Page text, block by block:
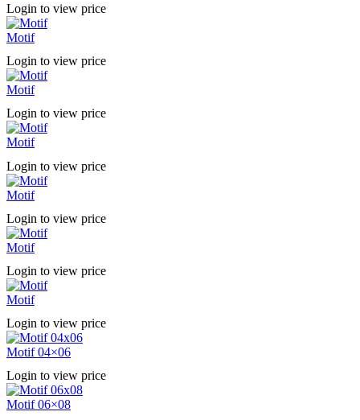
Login to view price
Motif
Login to view price
Motif
Login to view price
Motif
Login to view price
Motif
Login to view price
Motif
Login to view price
Motif
Login to view price
Motif 04×06
Login to view price
Motif 06×08